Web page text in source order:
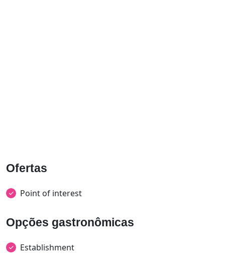
Ofertas
Point of interest
Opções gastronômicas
Establishment